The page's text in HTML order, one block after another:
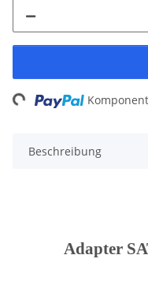
Beschreibung
Adapter